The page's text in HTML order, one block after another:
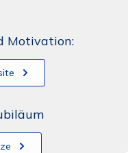
Motivation: